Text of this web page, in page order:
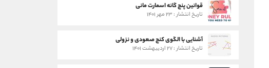
قوانین پنج گانه اسمارت مانی
تاریخ انتشار : ۲۳ مهر ۱۴۰۱
آشنایی با الگوی کنج صعودی و نزولی
تاریخ انتشار : ۲۷ اردیبهشت ۱۴۰۱